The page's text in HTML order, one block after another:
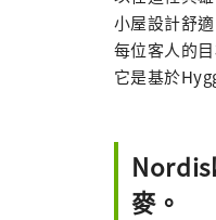
小屋設計舒
每位客人的
它是基於
麥。